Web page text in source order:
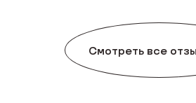
Смотреть все